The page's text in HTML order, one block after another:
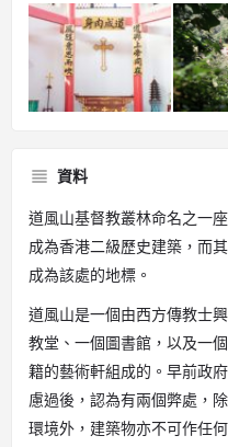
資料
道風山基督教叢林命名之一
成為香港二級歷史建築，而
成為該處的地標。
道風山是一個由西方傳教士
教堂、一個圖書館，以及一
籍的藝術軒組成的。早前政
慮過後，認為有兩個弊處，
環境外，建築物亦不可作任